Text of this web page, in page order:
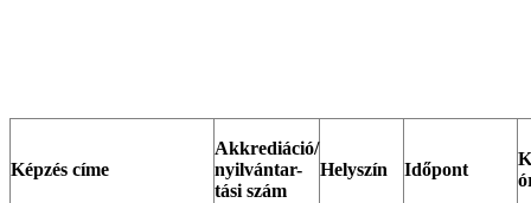
Képzés címe
Akkrediáció/
nyilvántar-
tási szám
Helyszín Időpont